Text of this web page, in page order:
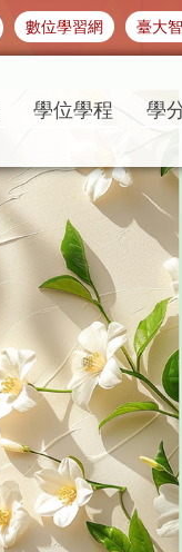
數位學習網 臺大
學位學程 學